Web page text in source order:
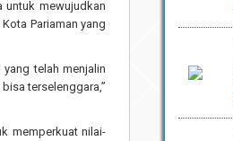
untuk mewujudkan
Pariaman yang
telah menjalin
terselenggara,”
memperkuat nilai-